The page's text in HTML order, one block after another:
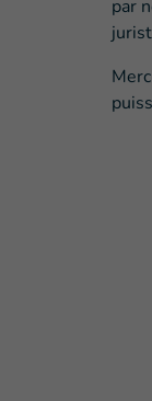
par